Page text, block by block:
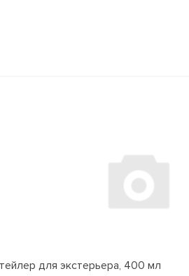
для экстерьера, 400 мл